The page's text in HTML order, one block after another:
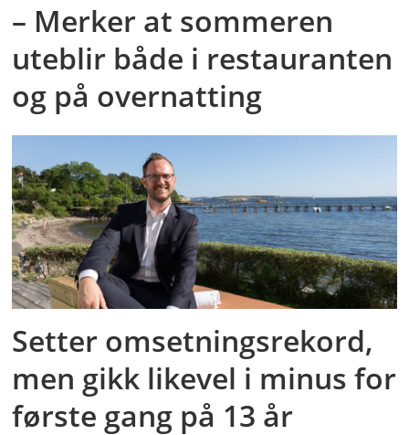
– Merker at sommeren
uteblir både i restauranten
og på overnatting
Setter omsetningsrekord,
men gikk likevel i minus for
første gang på 13 år